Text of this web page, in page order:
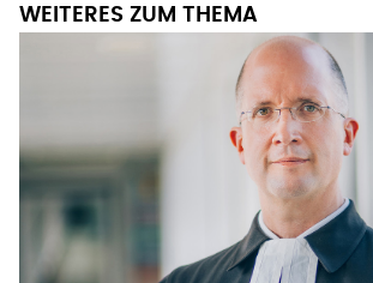
WEITERES ZUM THEMA